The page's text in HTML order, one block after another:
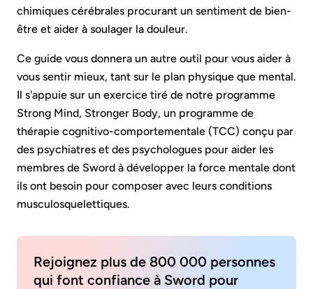
chimiques cérébrales procurant un sentiment de bien-
être et aider à soulager la douleur.
Ce guide vous donnera un autre outil pour vous aider à
vous sentir mieux, tant sur le plan physique que mental.
Il s'appuie sur un exercice tiré de notre programme
Strong Mind, Stronger Body, un programme de
thérapie cognitivo-comportementale (TCC) conçu par
des psychiatres et des psychologues pour aider les
membres de Sword à développer la force mentale dont
ils ont besoin pour composer avec leurs conditions
musculosquelettiques.
Rejoignez plus de 800 000 personnes
qui font confiance à Sword pour